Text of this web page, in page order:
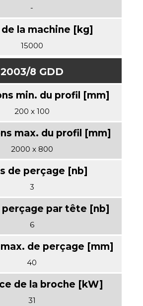
-
15000
2003/8 GDD
200 x 100
2000 x 800
3
6
40
31